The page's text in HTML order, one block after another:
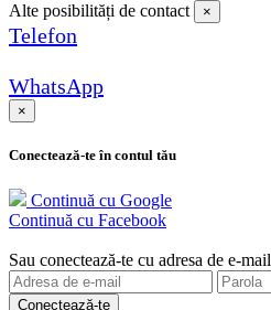
Alte posibilități de contact ×
Telefon
WhatsApp
×
Conectează-te în contul tău
Continuă cu Google
Continuă cu Facebook
Sau conectează-te cu adresa de e-mail